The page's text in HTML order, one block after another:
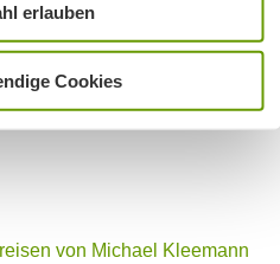
erlauben
Cookies
von Michael Kleemann